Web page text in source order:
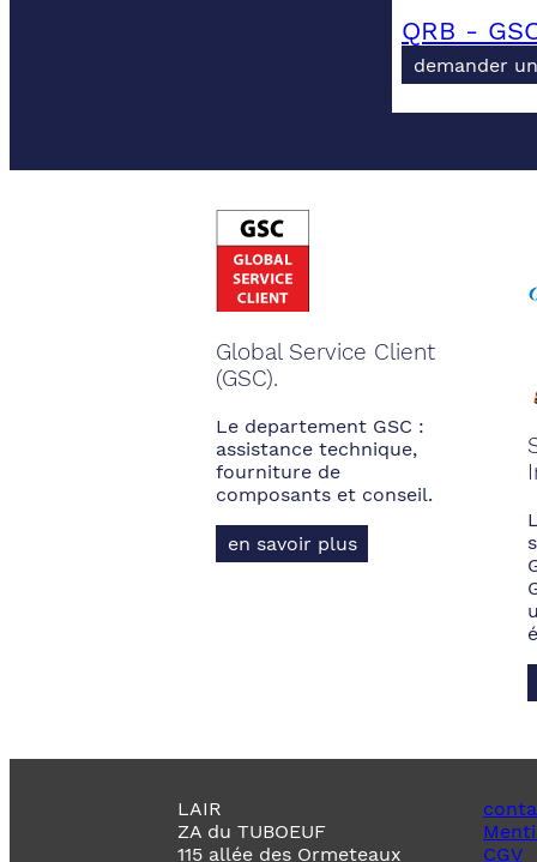
QRB -
demander
Global Service Client
(GSC).
Le departement GSC :
assistance technique,
fourniture de
composants et conseil.
en savoir plus
LAIR
ZA du TUBOEUF
115 allée des Ormeteaux
CGV